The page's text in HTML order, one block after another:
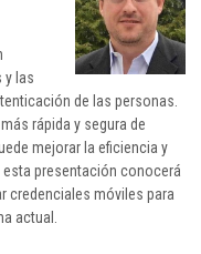
y las
de las personas.
rápida y segura de
mejorar la eficiencia y
presentación conocerá
credenciales móviles para
actual.